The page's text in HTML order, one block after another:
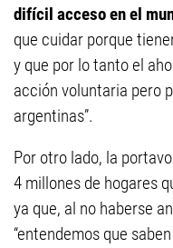
difícil acceso en el
que cuidar porque
y que por lo tanto el
acción voluntaria pero
argentinas”.
Por otro lado, la
4 millones de hogares
ya que, al no haberse
“entendemos que